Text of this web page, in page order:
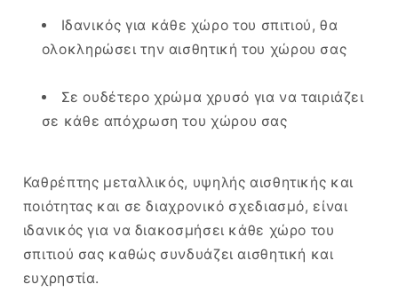
Ιδανικός για κάθε χώρο του σπιτιού, θα
ολοκληρώσει την αισθητική του χώρου σας
Σε ουδέτερο χρώμα χρυσό για να ταιριάζει
σε κάθε απόχρωση του χώρου σας
Καθρέπτης μεταλλικός, υψηλής αισθητικής και
ποιότητας και σε διαχρονικό σχεδιασμό, είναι
ιδανικός για να διακοσμήσει κάθε χώρο του
σπιτιού σας καθώς συνδυάζει αισθητική και
ευχρηστία.